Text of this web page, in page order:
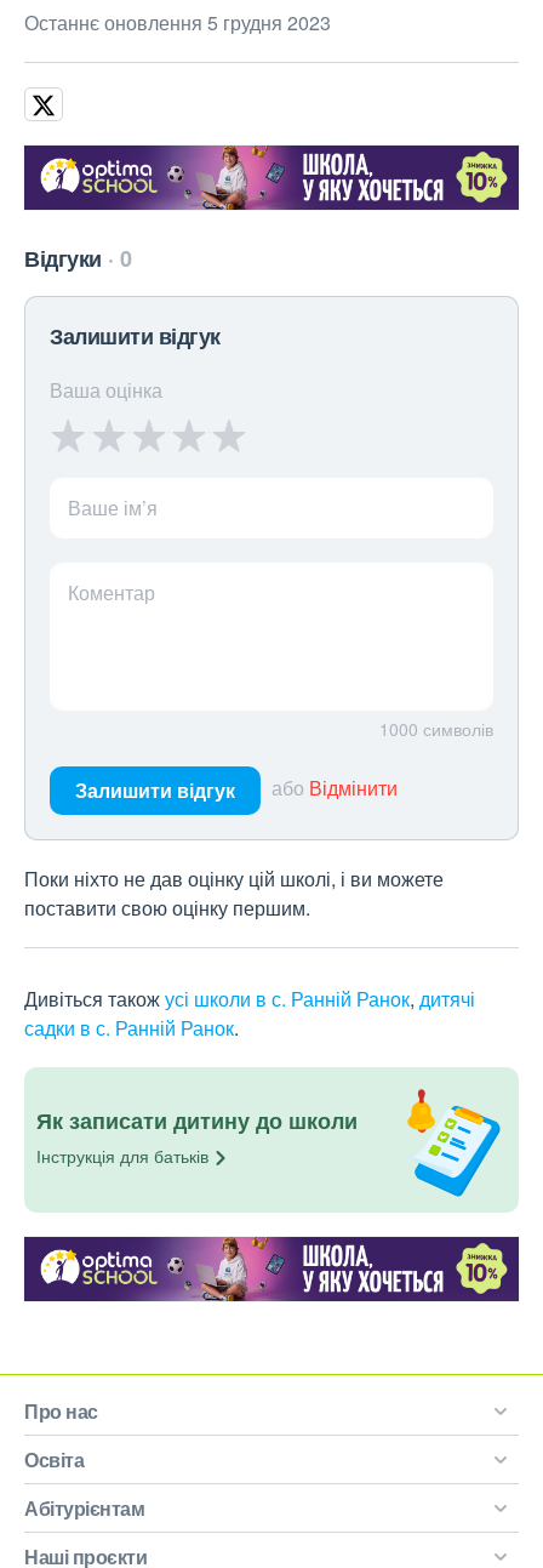
Останнє оновлення 5 грудня 2023
Відгуки 0
Залишити відгук
Ваша оцінка
Ваше ім’я
Коментар
1000 символів
Залишити відгук або Відмінити
Поки ніхто не дав оцінку цій школі, і ви можете
поставити свою оцінку першим.
Дивіться такожусі школи в с. Ранній Ранок, дитячі
садки в с. Ранній Ранок.
Як записати дитину до школи
Інструкція для батьків
Про нас
Освіта
Абітурієнтам
Наші проєкти